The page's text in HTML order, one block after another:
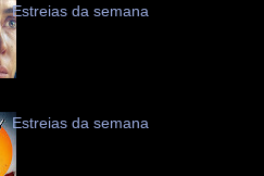
Estreias da semana
Estreias da semana